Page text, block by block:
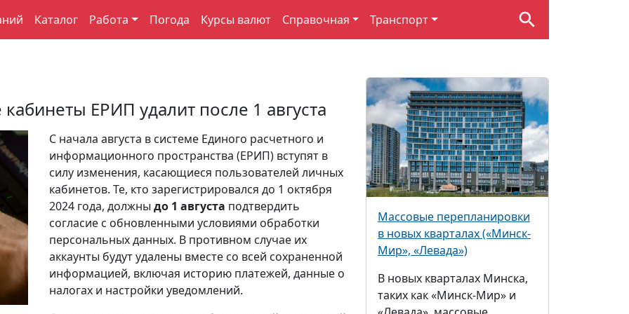
Каталог Работа Погода Курсы валют Справочная Транспорт
ЕРИП удалит после 1 августа
С начала августа в системе Единого расчетного и
информационного пространства (ЕРИП) вступят в
силу изменения, касающиеся пользователей личных
кабинетов. Те, кто зарегистрировался до 1 октября
2024 года, должны до 1 августа подтвердить
согласие с обновленными условиями обработки
персональных данных. В противном случае их
аккаунты будут удалены вместе со всей сохраненной
информацией, включая историю платежей, данные о
налогах и настройки уведомлений.
Массовые перепланировки
в новых кварталах («Минск-
Мир», «Левада»)
В новых кварталах Минска,
таких как «Минск-Мир» и